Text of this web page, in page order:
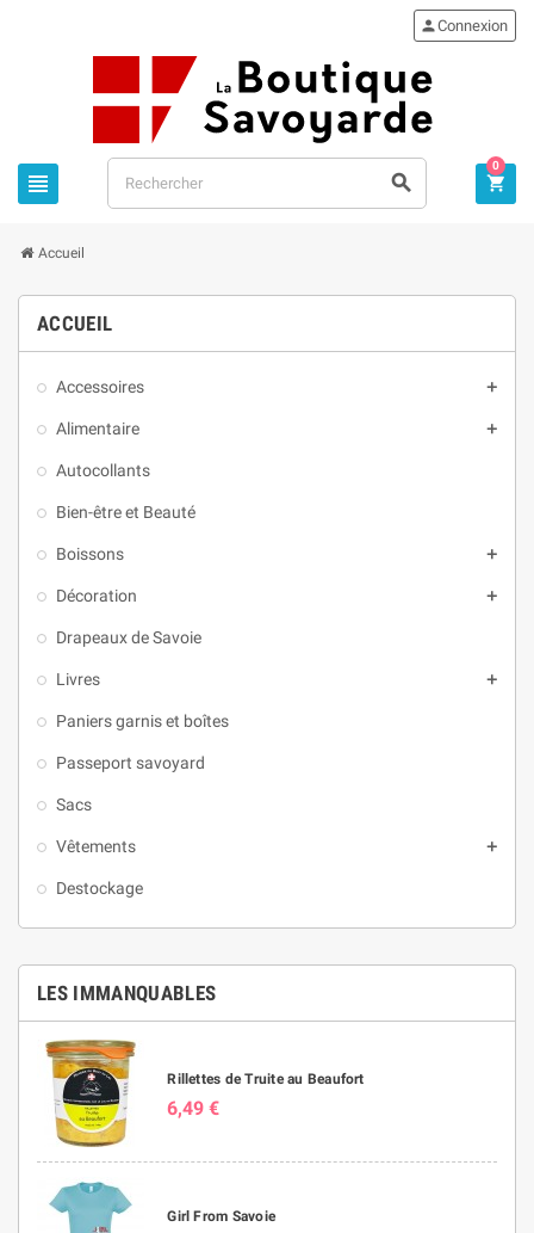
 
Connexion

0
Accueil
ACCUEIL
Accessoires 
Alimentaire 
Autocollants
Bien-être et Beauté
Boissons 
Décoration 
Drapeaux de Savoie
Livres 
Paniers garnis et boîtes
Passeport savoyard
Sacs
Vêtements 
Destockage
LES IMMANQUABLES
Rillettes de Truite au Beaufort
6,49 €
Girl From Savoie